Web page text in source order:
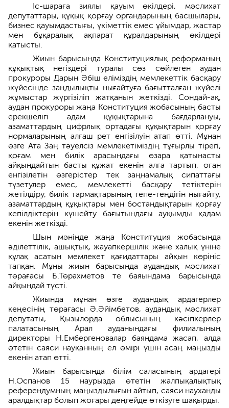
Іс-шараға зиялы қауым өкілдері, мәслихат
депутаттары, құқық қорғау органдарының басшылары,
бизнес қауымдастығы, үкіметтік емес ұйымдар, жастар
мен бұқаралық ақпарат құралдарының өкілдері
қатысты.
Жиын барысында Конституциялық реформаның
құқықтық негіздері туралы сөз сөйлеген аудан
прокуроры Дарын Әбіш еліміздің мемлекеттік басқару
жүйесінде заңдылықты нығайтуға бағытталған жүйелі
жұмыстар жүргізіліп жатқанын жеткізді. Сондай-ақ,
аудан прокуроры жаңа Конституция жобасының басты
ерекшелігі адам құқықтарына бағдарлануы,
азаматтардың цифрлық ортадағы құқықтарын қорғау
нормаларының алғаш рет енгізілуін атап өтті. Мұнан
өзге Ата Заң тәуелсіз мемлекетіміздің тұғырлы тірегі,
қоғам мен билік арасындағы өзара қатынасты
айқындайтын басты құжат екенін алға тартып, оған
енгізілетін өзгерістер тек заңнамалық сипаттағы
түзетулер емес, мемлекетті басқару тетіктерін
жетілдіру, билік тармақтарының тепе-теңдігін нығайту,
азаматтардың құқықтары мен бостандықтарын қорғау
кепілдіктерін күшейту бағытындағы ауқымды қадам
екенін жеткізді.
Шын мәнінде жаңа Конституция жобасында
әділеттілік, ашықтық, жауапкершілік және халық үніне
құлақ асатын мемлекет қағидаттары айқын көрініс
тапқан. Мұны жиын барысында аудандық мәслихат
төрағасы Б.Төрахметов те баяындама барысында
айқындай түсті.
Жиында мұнан өзге аудандық ардагерлер
кеңесінің төрағасы Ә.Әйімбетов, аудандық мәслихат
депутаты, Қызылорда облысының кәсіпкерлер
палатасының Арал ауданындағы филиалының
директоры Н.Ембергеновалар баяндама жасап, алда
өтетін саяси науқанның ел өмірі үшін асаң маңызды
екенін атап өтті.
Жиын барысында білім саласының ардагері
Н.Оспанов 15 наурызда өтетін жалпықалықтық
референдумның маңыздылығын айтып, саяси науханды
аралдықтар болып жоғары деңгейде өткізуге шақырды.